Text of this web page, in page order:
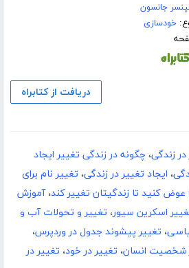
جانسون
خودسازی
دریافت از کتابراه
در زندگی، چگونه در زندگی تغییر ایجاد
، ایجاد تغییر در زندگی، تغییر نام برای
عوض کنید تا زندگیتان تغییر کند،آموزش
اسکرین سیور، تغییر و تحولات آب و
، تغییر پیشوند جدول در وردپرس،
شخصیت انسان، تغییر در خود، تغییر در